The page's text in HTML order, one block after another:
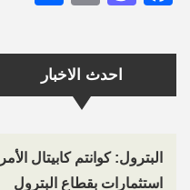
احدث الاخبار
البترول: كوانتم كابيتال
استثمارات بقطاع البترول